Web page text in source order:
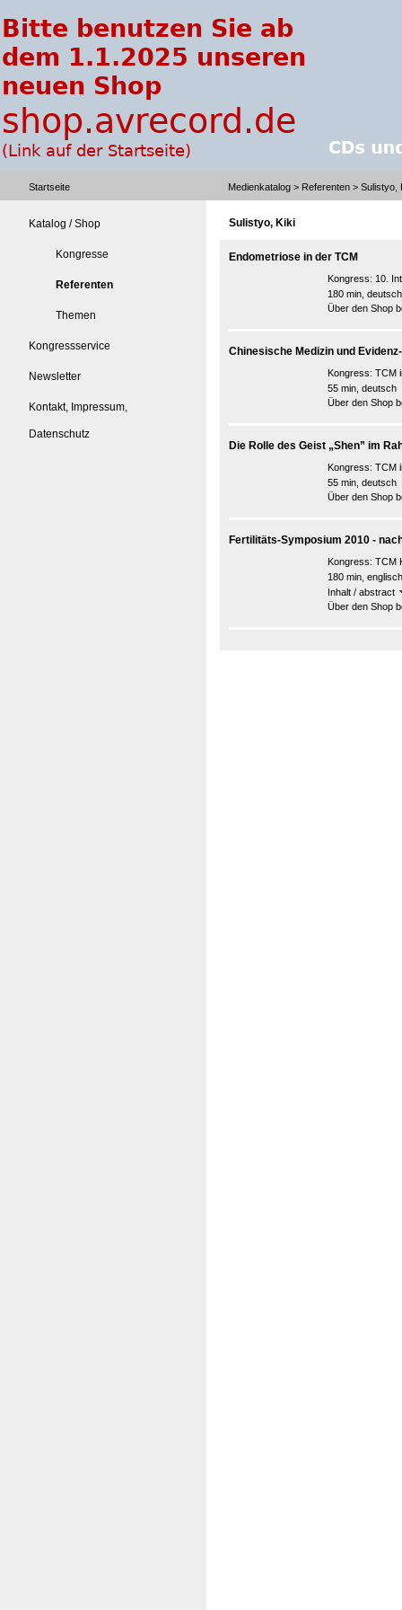
Startseite Medienkatalog > Referenten > Sulistyo,
Katalog / Shop
Kongresse
Referenten
Themen
Kongressservice
Newsletter
Kontakt, Impressum,
Datenschutz
Sulistyo, Kiki
Endometriose in der TCM
Kongress: 10.
180 min, deutsch
Über den Shop
Chinesische Medizin und
Kongress: TCM
55 min, deutsch
Über den Shop
Die Rolle des Geist „Shen” im
Kongress: TCM
55 min, deutsch
Über den Shop
Fertilitäts-Symposium 2010 -
Kongress: TCM
180 min, englisch
Inhalt / abstract
Über den Shop